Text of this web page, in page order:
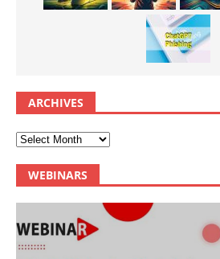
ARCHIVES
WEBINARS